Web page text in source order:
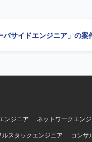
から主体的に提案できる
導入におけるPoCおよび要件定義といった上流
キュリティソリューショ
バサイドエンジニア」の案
ンジニア ネットワークエン
ルスタックエンジニア コンサ